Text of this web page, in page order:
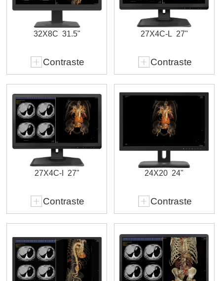
32X8C 31.5"
Contraste
27X4C-L 27"
Contraste
27X4C-I 27"
Contraste
24X20 24"
Contraste